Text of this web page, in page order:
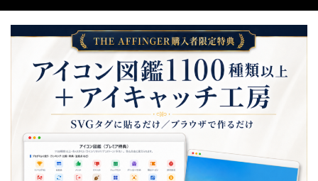
タグ
AFFINGER専用プラグイン Akismet
Contact Form 7 HTML活用 PVモニター
WEBアイコン WordPress標準機能 WP All Export
アクセス解析 アニメーション
サイトタイトル サイト改善 サイドバー